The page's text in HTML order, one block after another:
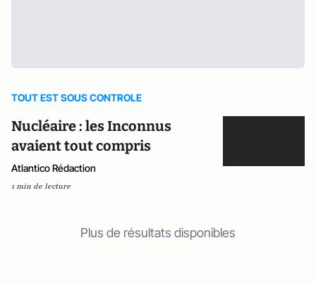
TOUT EST SOUS CONTROLE
Nucléaire : les Inconnus
avaient tout compris
Atlantico Rédaction
1 min de lecture
Plus de résultats disponibles